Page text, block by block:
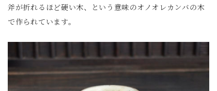
斧が折れるほど硬い木、という意味のオノオレカンバの木
で作られています。